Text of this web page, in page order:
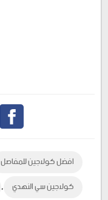
افضل كولاجين للمفاصل
كولاجين سي النهدي ,